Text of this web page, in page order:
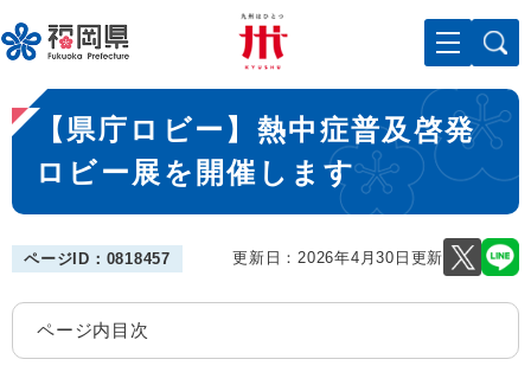
ー
ジ
先
頭
。
メニューを飛ばして本文へ
本
文
【県庁ロビー】熱中症普及啓発
ロビー展を開催します
ページID：0818457 更新日：2026年4月30日更新
ページ内目次